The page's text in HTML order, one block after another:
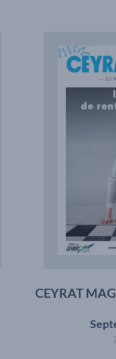
CEYRAT